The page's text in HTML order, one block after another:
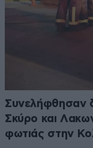
Συνελήφθησαν
Σκύρο και
φωτιάς στην